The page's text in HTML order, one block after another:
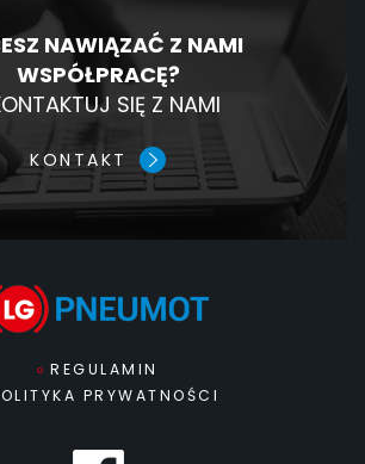
NAWIĄZAĆ Z NAMI
WSPÓŁPRACĘ?
SIĘ Z NAMI
KONTAKT
REGULAMIN
PRYWATNOŚCI